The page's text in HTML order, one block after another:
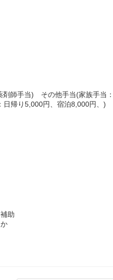
師手当) その他手当(家族手当
日帰り5,000円、宿泊8,000円、)
助